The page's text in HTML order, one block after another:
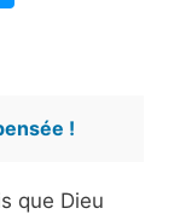
!
que Dieu